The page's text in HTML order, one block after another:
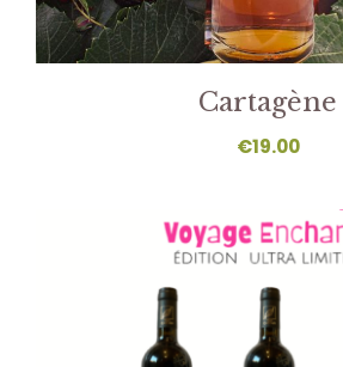
Cartagène
€19.00